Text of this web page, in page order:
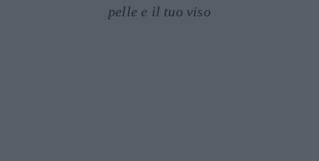
pelle e il tuo viso